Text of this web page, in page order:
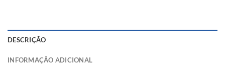
DESCRIÇÃO
INFORMAÇÃO ADICIONAL